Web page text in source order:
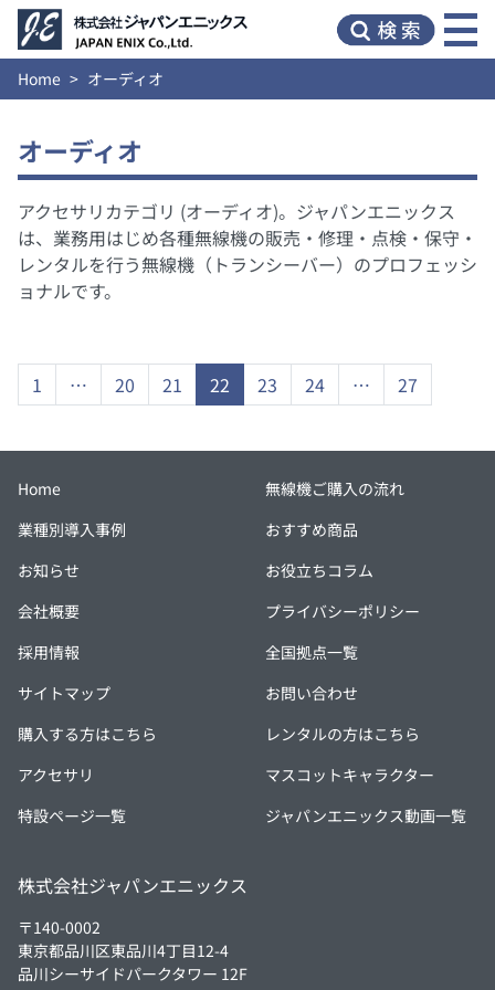
Home オーディオ
オーディオ
アクセサリカテゴリ (オーディオ)。ジャパンエニックス
は、業務用はじめ各種無線機の販売・修理・点検・保守・
レンタルを行う無線機（トランシーバー）のプロフェッシ
ョナルです。
1 … 20 21 22 23 24 … 27
Home
無線機ご購入の流れ
業種別導入事例
おすすめ商品
お知らせ
お役立ちコラム
会社概要
プライバシーポリシー
採用情報
全国拠点一覧
サイトマップ
お問い合わせ
購入する方はこちら
レンタルの方はこちら
アクセサリ
マスコットキャラクター
特設ページ一覧
ジャパンエニックス動画一覧
株式会社ジャパンエニックス
〒140-0002
東京都品川区東品川4丁目12-4
品川シーサイドパークタワー 12F